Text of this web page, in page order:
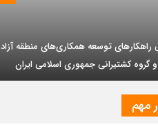
تبریز در مسیر تحقق صنعت سبز
هیأت مدیره گروه سرمایه‌گذاری اهداف با
بر تداوم حمایت از فاز دوم توسعه میدان
مهم